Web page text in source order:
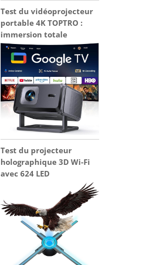
Test du vidéoprojecteur
portable 4K TOPTRO :
immersion totale
Test du projecteur
holographique 3D Wi-Fi
avec 624 LED